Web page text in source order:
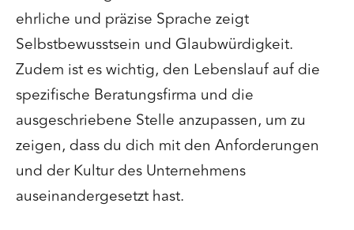
ehrliche und präzise Sprache zeigt
Selbstbewusstsein und Glaubwürdigkeit.
Zudem ist es wichtig, den Lebenslauf auf die
spezifische Beratungsfirma und die
ausgeschriebene Stelle anzupassen, um zu
zeigen, dass du dich mit den Anforderungen
und der Kultur des Unternehmens
auseinandergesetzt hast.